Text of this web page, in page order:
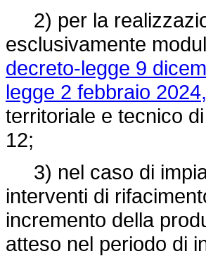
2) per la
esclusivamente
decreto-legge 9
legge 2 febbraio
territoriale e tecnico
12;
3) nel caso di
interventi di
incremento della
atteso nel periodo di